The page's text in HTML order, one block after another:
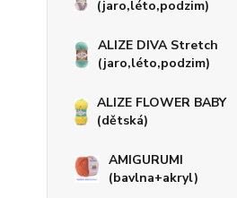
(jaro,léto,podzim)
ALIZE DIVA Stretch
(jaro,léto,podzim)
ALIZE FLOWER BABY
(dětská)
AMIGURUMI
(bavlna+akryl)